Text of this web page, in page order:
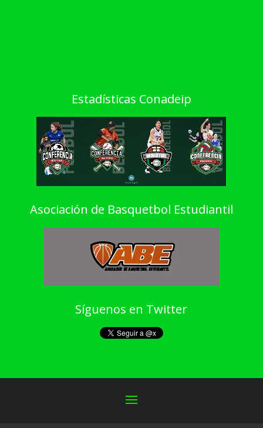
Estadísticas Conadeip
Asociación de Basquetbol Estudiantil
Síguenos en Twitter